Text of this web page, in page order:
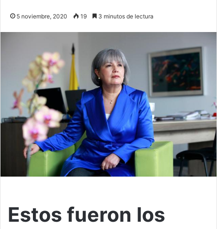
5 noviembre, 2020 19 3 minutos de lectura
Estos fueron los